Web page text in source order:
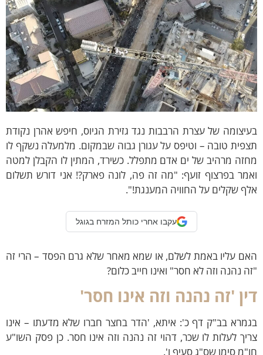
של עצרת הרבבות נגד גזירת הגיוס, חיפש אהרן נקודת
טובה – וטיפס על עגורן גבוה שבמקום. מלמעלה נשקף לו
מרהיב של ים אדם מתפלל. כשירד, המתין לו הקבלן למטה
בפרצוף זועף: "מה זה פה, לונה פארק?! אני דורש תשלום
שקלים על החוויה המענגת!".
עקבו אחרי כותל המזרח בגוגל
עליו באמת לשלם, או שמא מאחר שלא גרם הפסד – הרי זה
נהנה וזה לא חסר" ואינו חייב כלום?
'זה נהנה וזה אינו חסר'
בב"ק דף כ': איתא, 'הדר בחצר חברו שלא מדעתו – אינו
לעלות לו שכר, דהוי זה נהנה וזה אינו חסר. כן פסק השו"ע
סימן שס"ג סעיף ו'.